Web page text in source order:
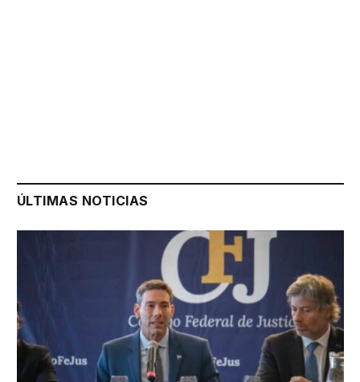
ÚLTIMAS NOTICIAS